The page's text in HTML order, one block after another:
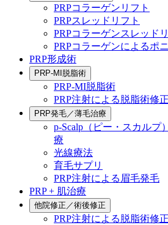
PRPコラーゲンリフト
PRPスレッドリフト
PRPコラーゲンスレッド
PRPコラーゲンによるポ
PRP形成術
PRP-MI脱脂術
PRP-MI脱脂術
PRP注射による脱脂術修正
PRP発毛／薄毛治療
p-Scalp（ピー・スカルプ
療
光線療法
育毛サプリ
PRP注射による眉毛発毛
PRP + 肌治療
他院修正／術後修正
PRP注射による脱脂術修正